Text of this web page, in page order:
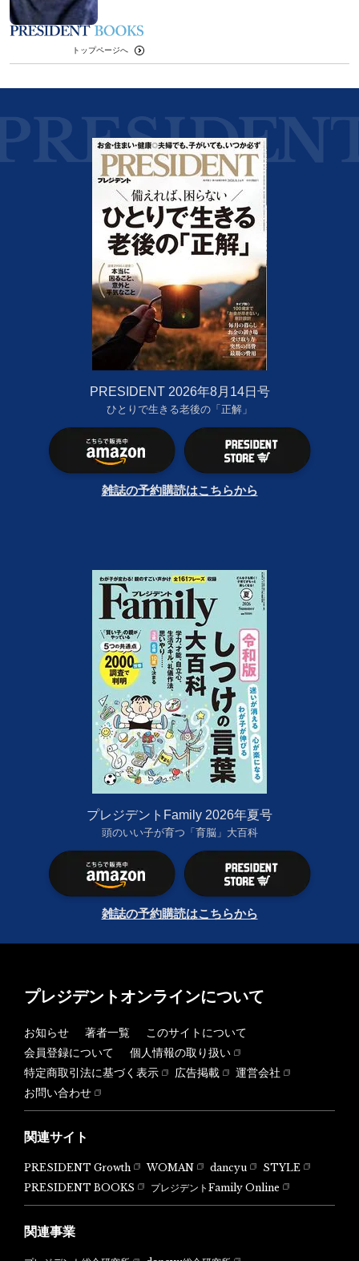
トップページへ
PRESIDENT 2026年8月14日号
ひとりで生きる老後の「正解」
雑誌の予約購読はこちらから
プレジデントFamily 2026年夏号
頭のいい子が育つ「育脳」大百科
雑誌の予約購読はこちらから
プレジデントオンラインについて
お知らせ 著者一覧
このサイトについて
会員登録について
個人情報の取り扱い
特定商取引法に基づく表示
広告掲載
運営会社
お問い合わせ
関連サイト
PRESIDENT Growth WOMAN dancyu
STYLE
PRESIDENT BOOKS
プレジデントFamily Online
関連事業